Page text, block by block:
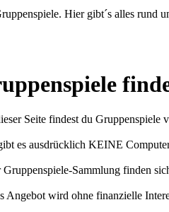
Hier gibt´s alles rund
Seite findest du Gruppenspiele
es ausdrücklich KEINE
Gruppenspiele-Sammlung finden
Angebot wird ohne finanzielle